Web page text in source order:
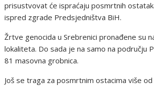
prisustvovat će ispraćaju posmrtnih
ispred zgrade Predsjedništva BiH.
Žrtve genocida u Srebrenici pronađene su
lokaliteta. Do sada je na samo na području
81 masovna grobnica.
Još se traga za posmrtnim ostacima više